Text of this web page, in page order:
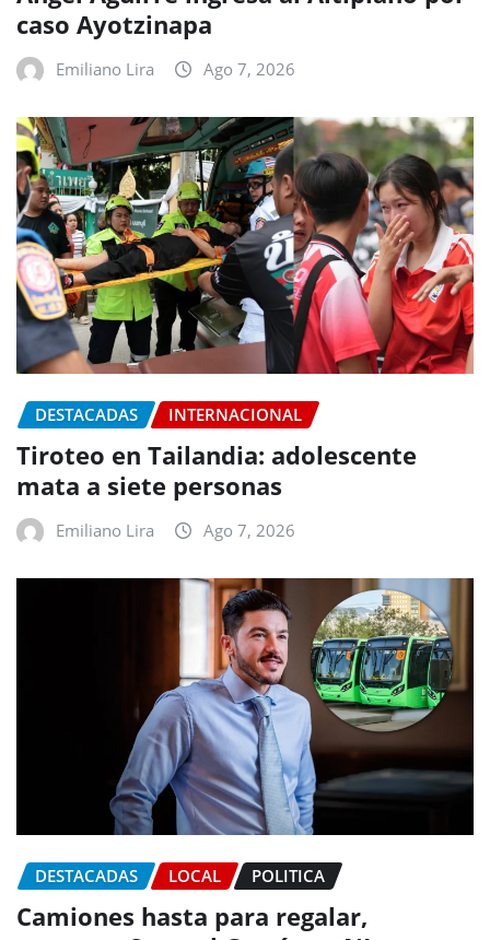
caso Ayotzinapa
Emiliano Lira Ago 7, 2026
DESTACADAS INTERNACIONAL
Tiroteo en Tailandia: adolescente
mata a siete personas
Emiliano Lira Ago 7, 2026
DESTACADAS LOCAL POLITICA
Camiones hasta para regalar,